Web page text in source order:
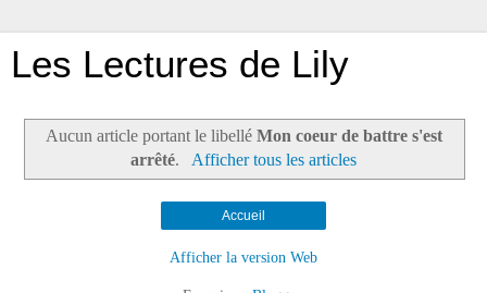
Les Lectures de Lily
Aucun article portant le libellé Mon coeur de battre s'est
arrêté. Afficher tous les articles
Accueil
Afficher la version Web